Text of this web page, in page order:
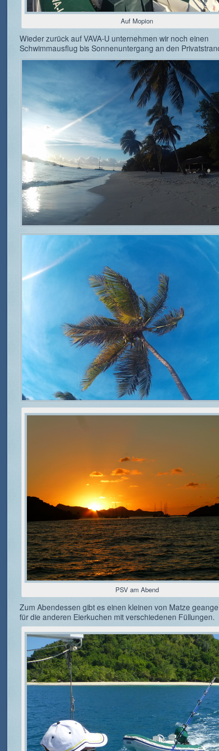
Auf Mopion
Wieder zurück auf VAVA-U unternehmen wir noch einen
Schwimmausflug bis Sonnenuntergang an den
PSV am Abend
Zum Abendessen gibt es einen kleinen von Matze
für die anderen Eierkuchen mit verschiedenen Füllungen.